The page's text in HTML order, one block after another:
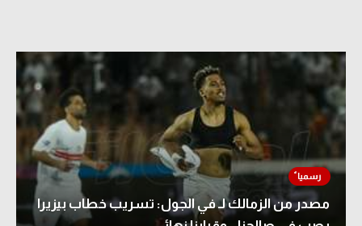
مصدر من الزمالك لـ في الجول: تسريب خطاب بيزيرا